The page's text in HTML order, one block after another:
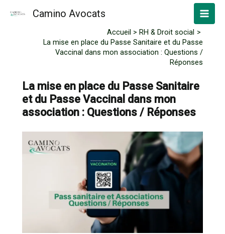
Camino Avocats
Accueil
RH & Droit social
La mise en place du Passe Sanitaire et du Passe
Vaccinal dans mon association : Questions /
Réponses
La mise en place du Passe Sanitaire
et du Passe Vaccinal dans mon
association : Questions / Réponses